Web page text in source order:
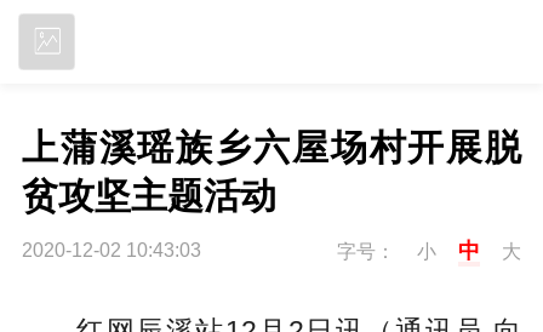
上蒲溪瑶族乡六屋场村开展脱
贫攻坚主题活动
2020-12-02 10:43:03 字号： 小 中 大